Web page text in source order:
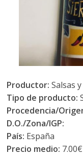
Productor: Salsas
Tipo de producto:
Procedencia/
D.O./Zona/IGP:
País: España
Precio medio: